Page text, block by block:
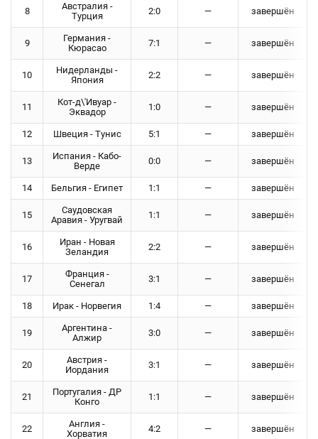
8
Австралия -
Турция
2:0 — завершён
9
Германия -
Кюрасао
7:1 — завершён
10
Нидерланды -
Япония
2:2 — завершён
11
Кот-д\'Ивуар -
Эквадор
1:0 — завершён
12 Швеция - Тунис 5:1 — завершён
13
Испания - Кабо-
Верде
0:0 — завершён
14 Бельгия - Египет 1:1 — завершён
15
Саудовская
Аравия - Уругвай
1:1 — завершён
16
Иран - Новая
Зеландия
2:2 — завершён
17
Франция -
Сенегал
3:1 — завершён
18 Ирак - Норвегия 1:4 — завершён
19
Аргентина -
Алжир
3:0 — завершён
20
Австрия -
Иордания
3:1 — завершён
21
Португалия - ДР
Конго
1:1 — завершён
22
Англия -
Хорватия
4:2 — завершён